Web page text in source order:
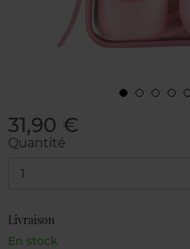
31,90 €
Quantité
1
Livraison
En stock